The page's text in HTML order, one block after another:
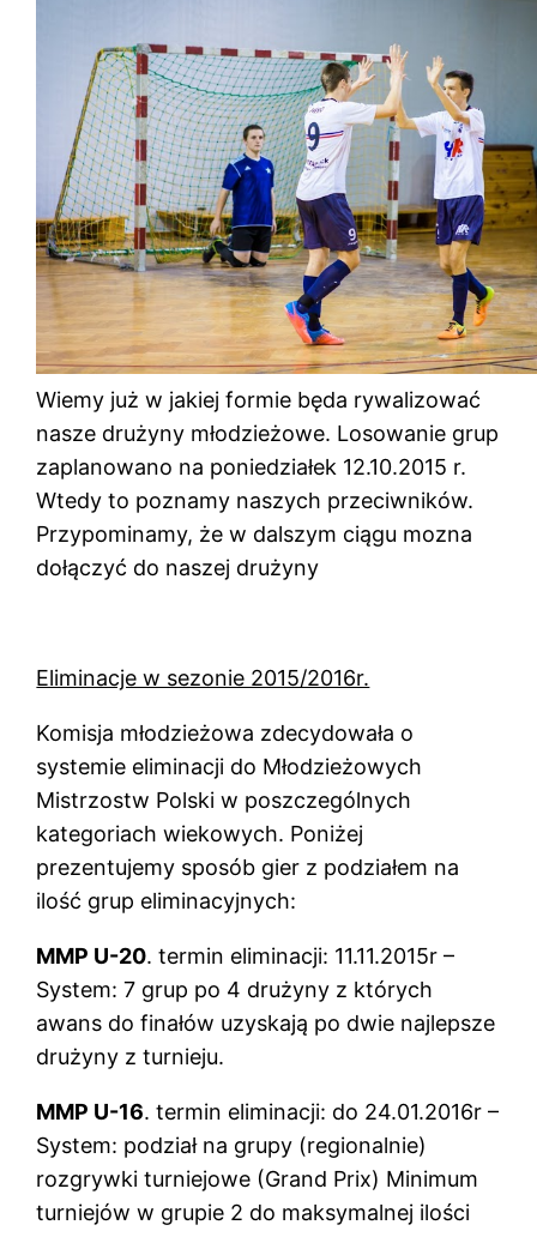
Wiemy już w jakiej formie będa rywalizować
nasze drużyny młodzieżowe. Losowanie grup
zaplanowano na poniedziałek 12.10.2015 r.
Wtedy to poznamy naszych przeciwników.
Przypominamy, że w dalszym ciągu mozna
dołączyć do naszej drużyny
Eliminacje w sezonie 2015/2016r.
Komisja młodzieżowa zdecydowała o
systemie eliminacji do Młodzieżowych
Mistrzostw Polski w poszczególnych
kategoriach wiekowych. Poniżej
prezentujemy sposób gier z podziałem na
ilość grup eliminacyjnych:
MMP U-20. termin eliminacji: 11.11.2015r –
System: 7 grup po 4 drużyny z których
awans do finałów uzyskają po dwie najlepsze
drużyny z turnieju.
MMP U-16. termin eliminacji: do 24.01.2016r –
System: podział na grupy (regionalnie)
rozgrywki turniejowe (Grand Prix) Minimum
turniejów w grupie 2 do maksymalnej ilości